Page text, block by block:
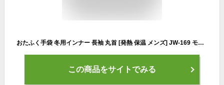
おたふく手袋 冬用インナー 長袖 丸首 [発熱 保温 メンズ] JW-169 モクグレー L
この商品をサイトでみる